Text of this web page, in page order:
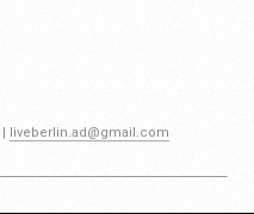
| liveberlin.ad@gmail.com